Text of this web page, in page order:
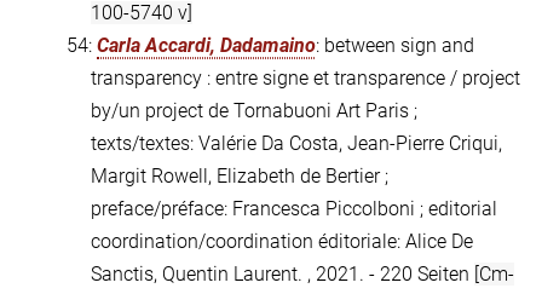
100-5740 v]
54: Carla Accardi, Dadamaino: between sign and
transparency : entre signe et transparence / project
by/un project de Tornabuoni Art Paris ;
texts/textes: Valérie Da Costa, Jean-Pierre Criqui,
Margit Rowell, Elizabeth de Bertier ;
preface/préface: Francesca Piccolboni ; editorial
coordination/coordination éditoriale: Alice De
Sanctis, Quentin Laurent. , 2021. - 220 Seiten [Cm-